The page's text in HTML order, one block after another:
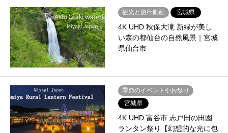
観光と旅行動画 宮城県
4K UHD 秋保大滝 新緑が美し
い森の都仙台の自然風景｜宮城
県仙台市
季節のイベントやお祭り
宮城県
4K UHD 富谷市 志戸田の田園
ランタン祭り【幻想的な光に包